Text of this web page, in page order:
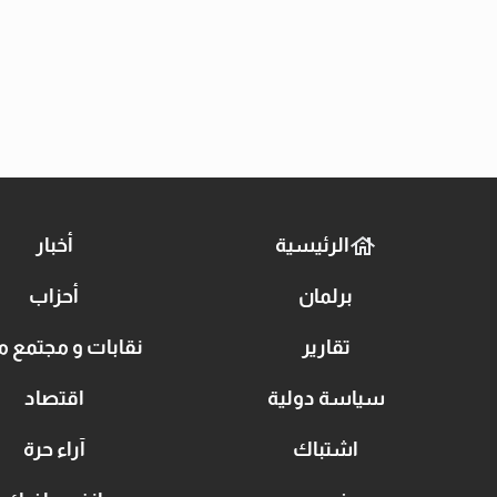
الرئيسية أخبار
برلمان أحزاب
تقارير نقابات و مجتمع
سياسة دولية اقتصاد
اشتباك آراء حرة